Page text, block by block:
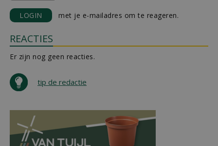
LOGIN met je e-mailadres om te reageren.
REACTIES
Er zijn nog geen reacties.
tip de redactie